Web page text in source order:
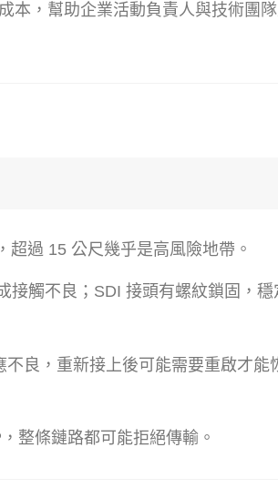
本，幫助企業活動負責人與技術團
過 15 公尺幾乎是高風險地帶。
接觸不良；SDI 接頭有螺紋鎖固，穩
良，重新接上後可能需要重啟才能
整條鏈路都可能拒絕傳輸。